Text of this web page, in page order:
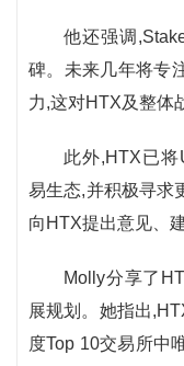
他还强调
碑。未来几年将专
力,这对HTX及整体
此外,HTX已
易生态,并积极寻求
向HTX提出意见、
Molly分享了
展规划。她指出
度Top 10交易所中